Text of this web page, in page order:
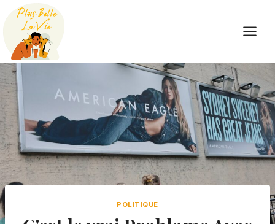
Skip
content
POLITIQUE